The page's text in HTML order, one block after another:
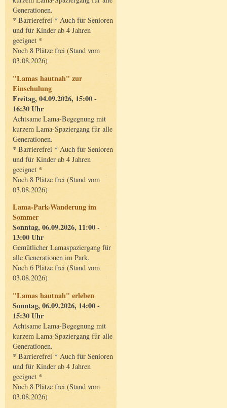
Generationen.
* Barrierefrei * Auch für Senioren
und für Kinder ab 4 Jahren
geeignet *
Noch 8 Plätze frei (Stand vom
03.08.2026)
"Lamas hautnah" zur
Einschulung
Freitag, 04.09.2026, 15:00 -
16:30 Uhr
Achtsame Lama-Begegnung mit
kurzem Lama-Spaziergang für alle
Generationen.
* Barrierefrei * Auch für Senioren
und für Kinder ab 4 Jahren
geeignet *
Noch 8 Plätze frei (Stand vom
03.08.2026)
Lama-Park-Wanderung im
Sommer
Sonntag, 06.09.2026, 11:00 -
13:00 Uhr
Gemütlicher Lamaspaziergang für
alle Generationen im Park.
Noch 6 Plätze frei (Stand vom
03.08.2026)
"Lamas hautnah" erleben
Sonntag, 06.09.2026, 14:00 -
15:30 Uhr
Achtsame Lama-Begegnung mit
kurzem Lama-Spaziergang für alle
Generationen.
* Barrierefrei * Auch für Senioren
und für Kinder ab 4 Jahren
geeignet *
Noch 8 Plätze frei (Stand vom
03.08.2026)